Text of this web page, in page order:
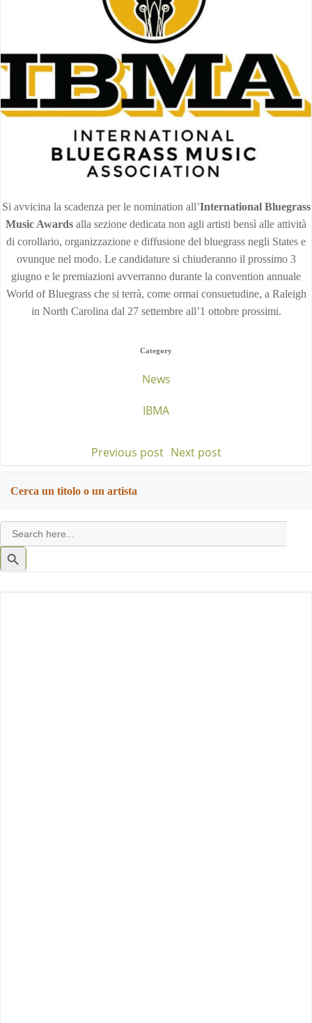
Si avvicina la scadenza per le nomination all’International Bluegrass
Music Awards alla sezione dedicata non agli artisti bensì alle attività
di corollario, organizzazione e diffusione del bluegrass negli States e
ovunque nel modo. Le candidature si chiuderanno il prossimo 3
giugno e le premiazioni avverranno durante la convention annuale
World of Bluegrass che si terrà, come ormai consuetudine, a Raleigh
in North Carolina dal 27 settembre all’1 ottobre prossimi.
Category
News
IBMA
Post
navigation
Previous post Post
Next post
Cerca un titolo o un artista
Search
for:
Search
Button